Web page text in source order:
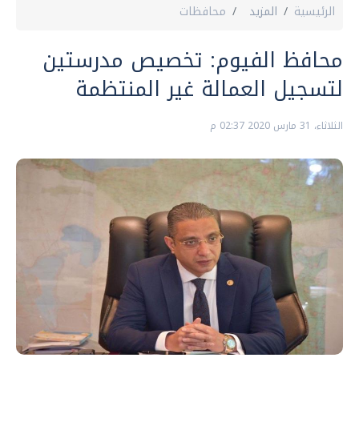
الرئيسية المزيد محافظات
محافظ الفيوم: تخصيص مدرستين
لتسجيل العمالة غير المنتظمة
الثلاثاء، 31 مارس 2020 02:37 م